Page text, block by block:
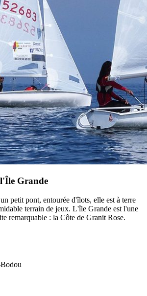
Grande
petit pont, entourée d'îlots, elle est à terre
terrain de jeux. L'île Grande est l'une
remarquable : la Côte de Granit Rose.